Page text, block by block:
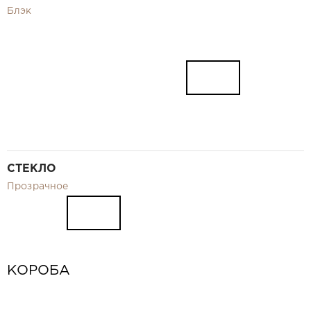
Блэк
СТЕКЛО
Прозрачное
КОРОБА